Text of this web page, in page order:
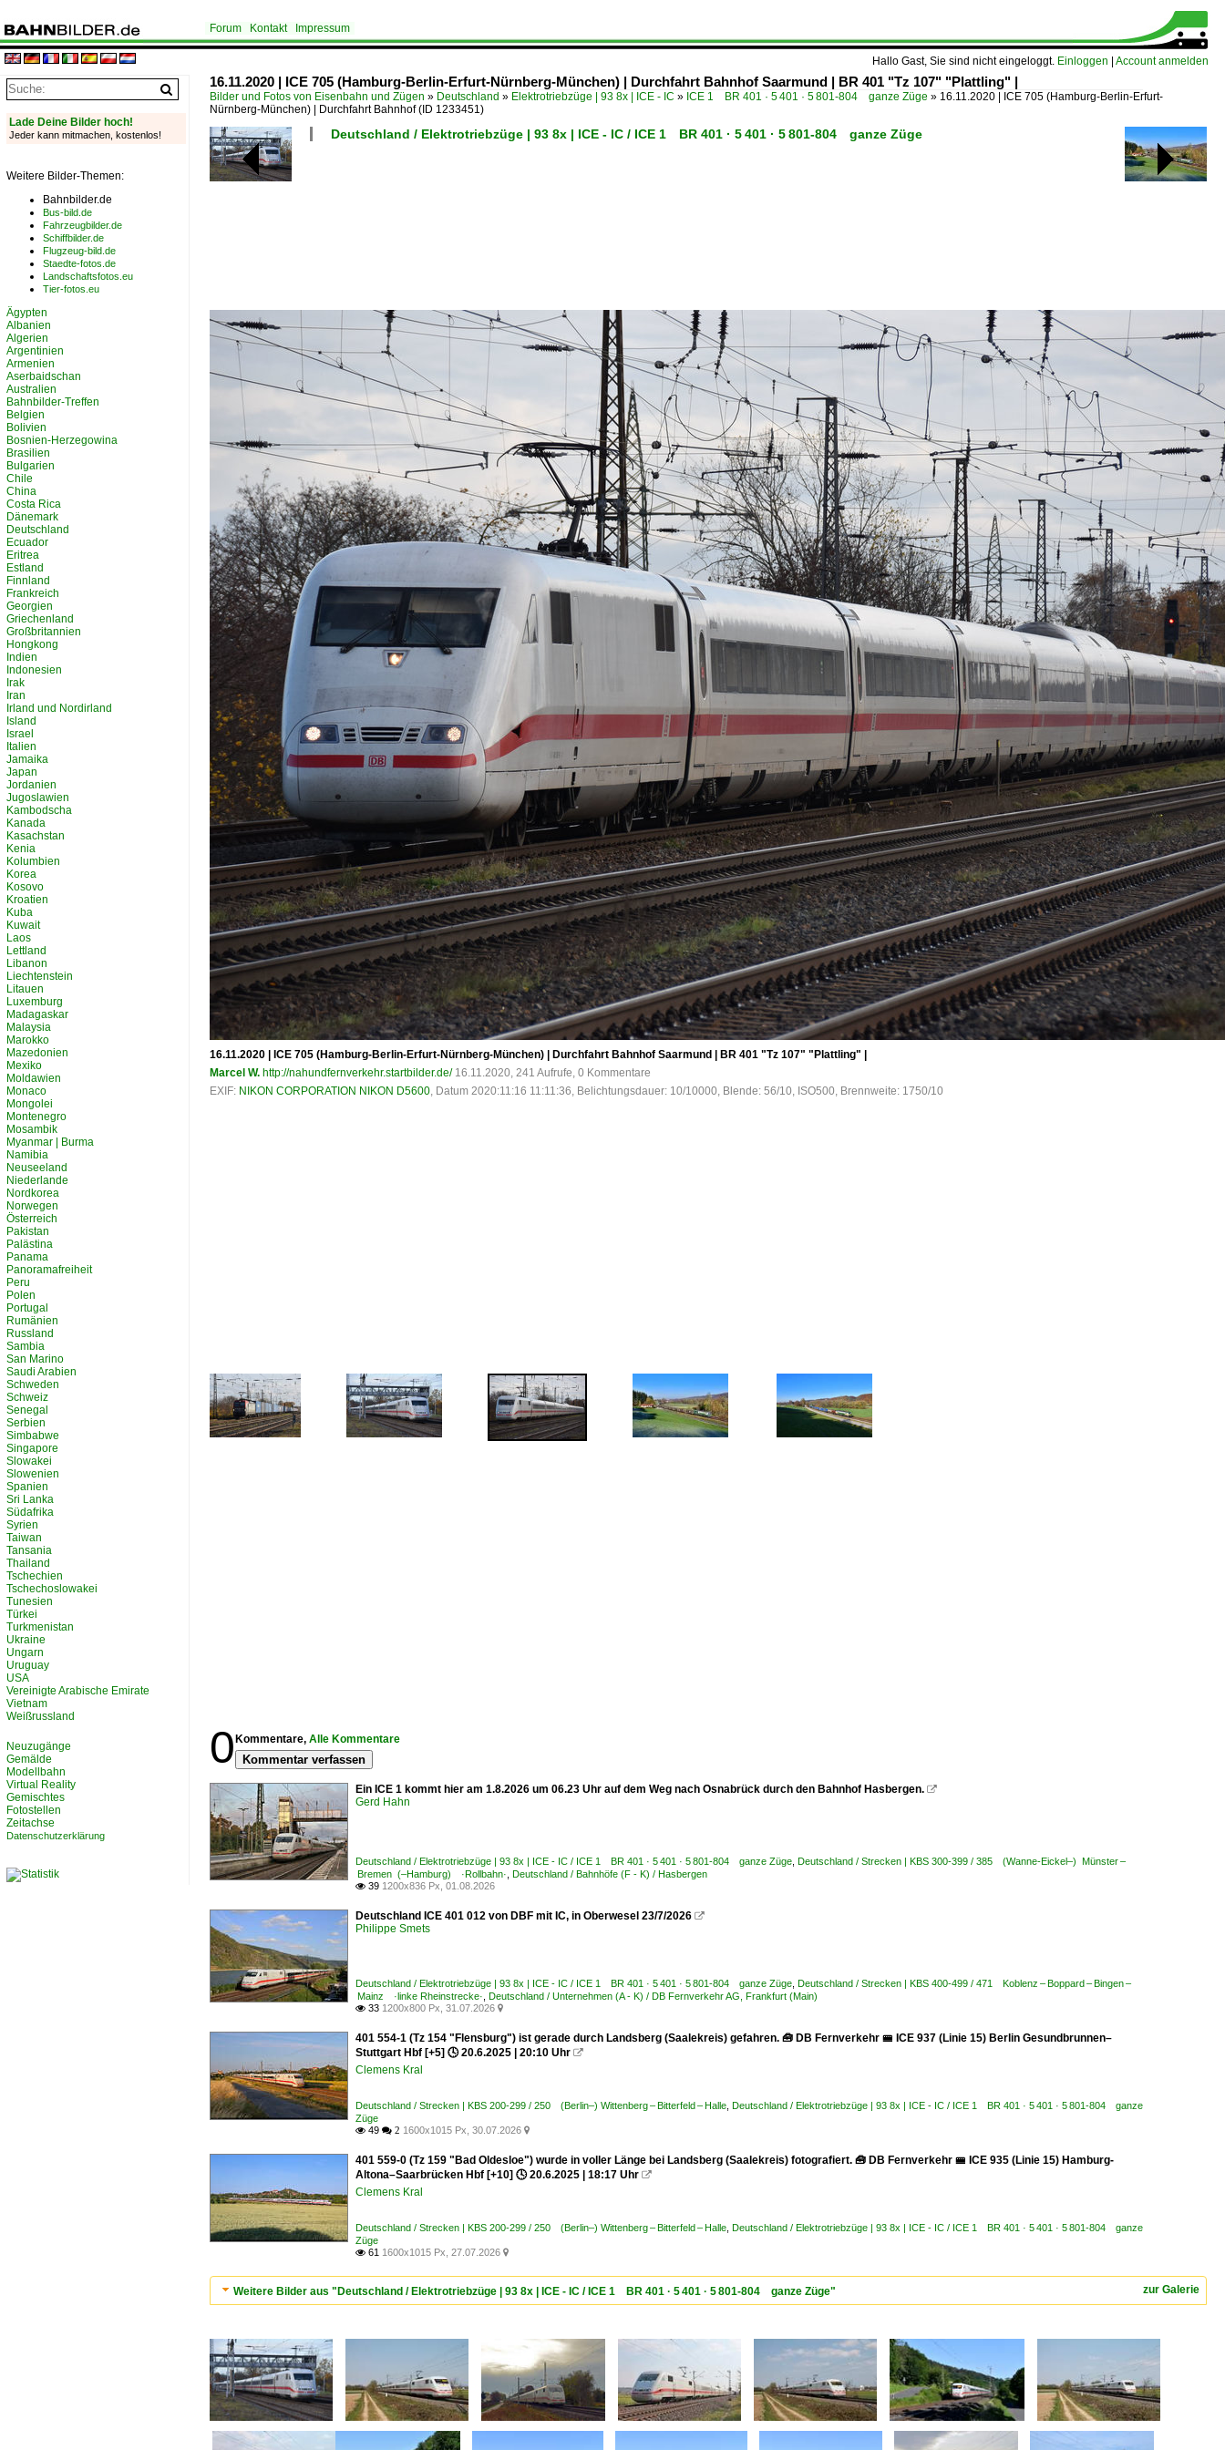
Hallo Gast, Sie sind nicht eingeloggt. Einloggen Account anmelden
Forum Kontakt Impressum
16.11.2020 | ICE 705 (Hamburg-Berlin-Erfurt-Nürnberg-München) | Durchfahrt Bahnhof Saarmund | BR 401 "Tz 107" "Plattling" |
Bilder und Fotos von Eisenbahn und Zügen » Deutschland » Elektrotriebzüge | 93 8x | ICE - IC » ICE 1 BR 401 · 5 401 · 5 801-804 ganze Züge » 16.11.2020 | ICE 705 (Hamburg-Berlin-Erfurt-
Nürnberg-München) | Durchfahrt Bahnhof(ID 1233451)
Deutschland / Elektrotriebzüge | 93 8x | ICE - IC / ICE 1 BR 401 · 5 401 · 5 801-804 ganze Züge
16.11.2020 | ICE 705 (Hamburg-Berlin-Erfurt-Nürnberg-München) | Durchfahrt Bahnhof Saarmund | BR 401 "Tz 107" "Plattling" |
Marcel W. http://nahundfernverkehr.startbilder.de/ 16.11.2020, 241 Aufrufe, 0 Kommentare
EXIF: NIKON CORPORATION NIKON D5600, Datum 2020:11:16 11:11:36, Belichtungsdauer: 10/10000, Blende: 56/10, ISO500, Brennweite: 1750/10
0 Kommentare, Alle Kommentare
Kommentar verfassen
Ein ICE 1 kommt hier am 1.8.2026 um 06.23 Uhr auf dem Weg nach Osnabrück durch den Bahnhof Hasbergen. 
Gerd Hahn
Deutschland / Elektrotriebzüge | 93 8x | ICE - IC / ICE 1 BR 401 · 5 401 · 5 801-804 ganze Züge Deutschland / Strecken | KBS 300-399 / 385 (Wanne-Eickel–) Münster –
Bremen (–Hamburg) ·Rollbahn· Deutschland / Bahnhöfe (F - K) / Hasbergen
 39 1200x836 Px, 01.08.2026
Deutschland ICE 401 012 von DBF mit IC, in Oberwesel 23/7/2026 
Philippe Smets
Deutschland / Elektrotriebzüge | 93 8x | ICE - IC / ICE 1 BR 401 · 5 401 · 5 801-804 ganze Züge Deutschland / Strecken | KBS 400-499 / 471 Koblenz – Boppard – Bingen –
Mainz ·linke Rheinstrecke· Deutschland / Unternehmen (A - K) / DB Fernverkehr AG, Frankfurt (Main)
 33 1200x800 Px, 31.07.2026 
401 554-1 (Tz 154 "Flensburg") ist gerade durch Landsberg (Saalekreis) gefahren. 🧰 DB Fernverkehr 🚝 ICE 937 (Linie 15) Berlin Gesundbrunnen–
Stuttgart Hbf [+5] 🕓 20.6.2025 | 20:10 Uhr 
Clemens Kral
Deutschland / Strecken | KBS 200-299 / 250 (Berlin–) Wittenberg – Bitterfeld – Halle Deutschland / Elektrotriebzüge | 93 8x | ICE - IC / ICE 1 BR 401 · 5 401 · 5 801-804 ganze
Züge
 49  2 1600x1015 Px, 30.07.2026 
401 559-0 (Tz 159 "Bad Oldesloe") wurde in voller Länge bei Landsberg (Saalekreis) fotografiert. 🧰 DB Fernverkehr 🚝 ICE 935 (Linie 15) Hamburg-
Altona–Saarbrücken Hbf [+10] 🕓 20.6.2025 | 18:17 Uhr 
Clemens Kral
Deutschland / Strecken | KBS 200-299 / 250 (Berlin–) Wittenberg – Bitterfeld – Halle Deutschland / Elektrotriebzüge | 93 8x | ICE - IC / ICE 1 BR 401 · 5 401 · 5 801-804 ganze
Züge
 61 1600x1015 Px, 27.07.2026 
zur Galerie
Weitere Bilder aus "Deutschland / Elektrotriebzüge | 93 8x | ICE - IC / ICE 1 BR 401 · 5 401 · 5 801-804 ganze Züge"
Lade Deine Bilder hoch!
Jeder kann mitmachen, kostenlos!
Weitere Bilder-Themen:
Bahnbilder.de
Bus-bild.de
Fahrzeugbilder.de
Schiffbilder.de
Flugzeug-bild.de
Staedte-fotos.de
Landschaftsfotos.eu
Tier-fotos.eu
Ägypten
Albanien
Algerien
Argentinien
Armenien
Aserbaidschan
Australien
Bahnbilder-Treffen
Belgien
Bolivien
Bosnien-Herzegowina
Brasilien
Bulgarien
Chile
China
Costa Rica
Dänemark
Deutschland
Ecuador
Eritrea
Estland
Finnland
Frankreich
Georgien
Griechenland
Großbritannien
Hongkong
Indien
Indonesien
Irak
Iran
Irland und Nordirland
Island
Israel
Italien
Jamaika
Japan
Jordanien
Jugoslawien
Kambodscha
Kanada
Kasachstan
Kenia
Kolumbien
Korea
Kosovo
Kroatien
Kuba
Kuwait
Laos
Lettland
Libanon
Liechtenstein
Litauen
Luxemburg
Madagaskar
Malaysia
Marokko
Mazedonien
Mexiko
Moldawien
Monaco
Mongolei
Montenegro
Mosambik
Myanmar | Burma
Namibia
Neuseeland
Niederlande
Nordkorea
Norwegen
Österreich
Pakistan
Palästina
Panama
Panoramafreiheit
Peru
Polen
Portugal
Rumänien
Russland
Sambia
San Marino
Saudi Arabien
Schweden
Schweiz
Senegal
Serbien
Simbabwe
Singapore
Slowakei
Slowenien
Spanien
Sri Lanka
Südafrika
Syrien
Taiwan
Tansania
Thailand
Tschechien
Tschechoslowakei
Tunesien
Türkei
Turkmenistan
Ukraine
Ungarn
Uruguay
USA
Vereinigte Arabische Emirate
Vietnam
Weißrussland
Neuzugänge
Gemälde
Modellbahn
Virtual Reality
Gemischtes
Fotostellen
Zeitachse
Datenschutzerklärung